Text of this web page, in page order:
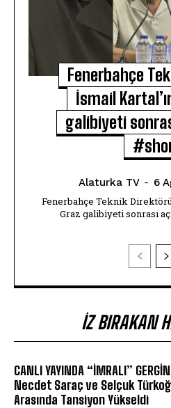
Fenerbahçe
İsmail
galibiyeti
Alaturka TV - 6
Fenerbahçe Teknik
Graz galibiyeti sonrası
İZ BIRAKAN
CANLI YAYINDA “İMRALI”
Necdet Saraç ve Selçuk
Arasında Tansiyon Yükseldi